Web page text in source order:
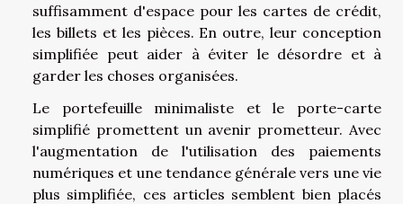
suffisamment d'espace pour les cartes de crédit,
les billets et les pièces. En outre, leur conception
simplifiée peut aider à éviter le désordre et à
garder les choses organisées.
Le portefeuille minimaliste et le porte-carte
simplifié promettent un avenir prometteur. Avec
l'augmentation de l'utilisation des paiements
numériques et une tendance générale vers une vie
plus simplifiée, ces articles semblent bien placés